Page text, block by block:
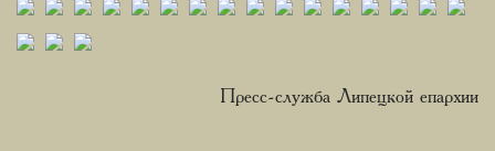
Пресс-служба Липецкой епархии